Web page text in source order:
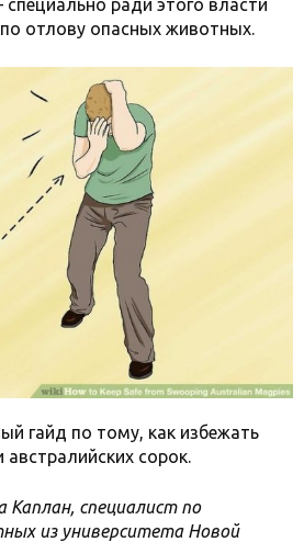
ради этого власти
отлову опасных животных.
гайд по тому, как избежать
сорок.
Каплан, специалист по
из университета Новой